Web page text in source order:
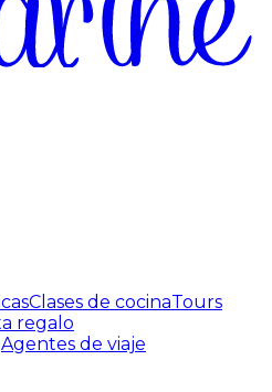
Clases de cocinaTours
regalo
Agentes de viaje